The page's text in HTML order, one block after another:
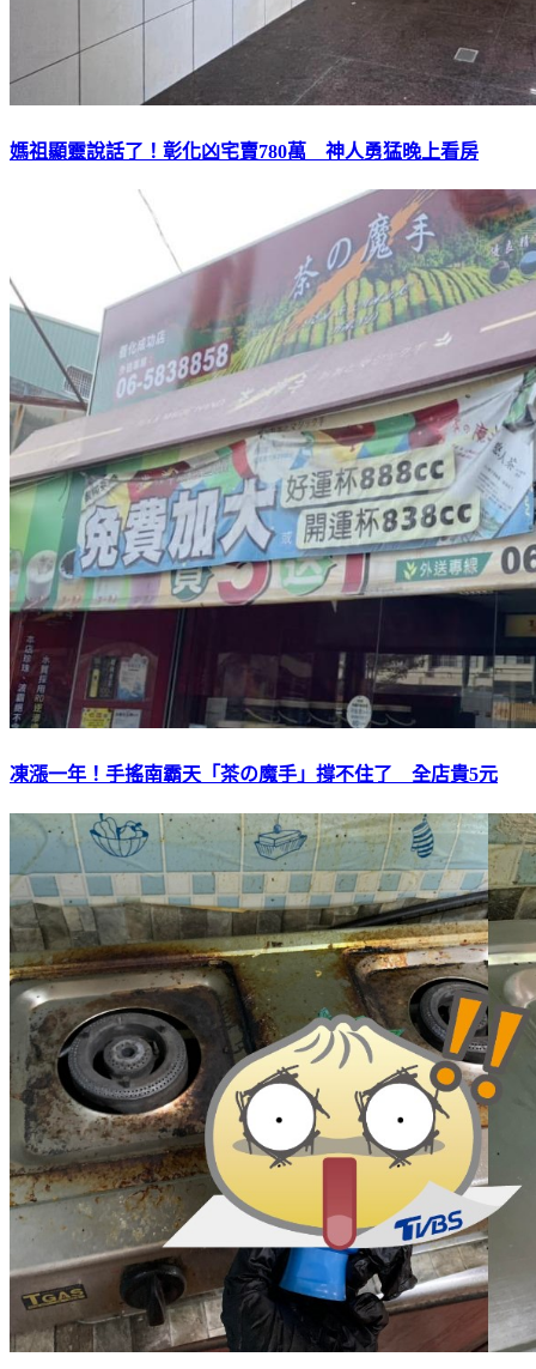
媽祖顯靈說話了！彰化凶宅賣780萬 神人勇猛晚上看房
凍漲一年！手搖南霸天「茶の魔手」撐不住了 全店貴5元